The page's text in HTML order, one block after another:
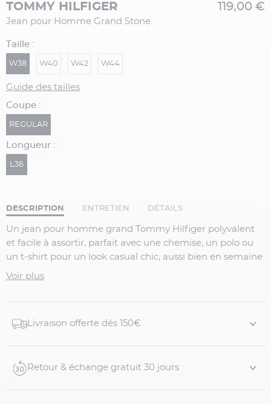
TOMMY HILFIGER
Jean pour Homme Grand Stone
119,00 €
Taille :
W38 W40 W42 W44
Guide des tailles
Coupe :
REGULAR
Longueur :
L36
DESCRIPTION ENTRETIEN DÉTAILS
Un jean pour homme grand Tommy Hilfiger polyvalent
et facile à assortir, parfait avec une chemise, un polo ou
un t-shirt pour un look casual chic, aussi bien en semaine
que le week-end.
Jean stone pour homme grand
Longueur de jambes 36US
Voir plus
Livraison offerte dés 150€
Retour & échange gratuit 30 jours